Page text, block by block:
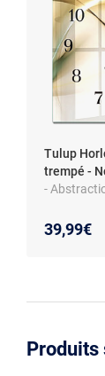
Tulup
trempé -
-
39,99€